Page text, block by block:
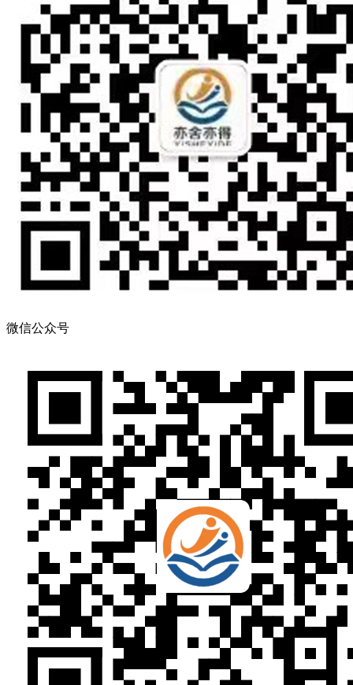
微信公众号